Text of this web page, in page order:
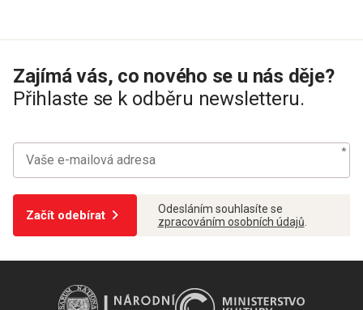
Zajímá vás, co nového se u nás děje?
Přihlaste se k odběru newsletteru.
Začít odebírat
Odesláním souhlasíte se
zpracováním osobních údajů